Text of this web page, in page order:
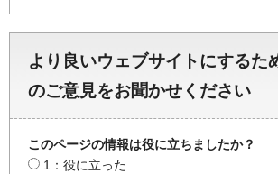
より良いウェブサイトにするた
のご意見をお聞かせください
このページの情報は役に立ちましたか？
1：役に立った